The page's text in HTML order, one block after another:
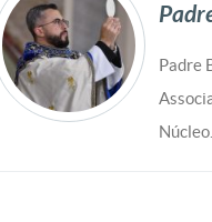
Padre
Núcleo.